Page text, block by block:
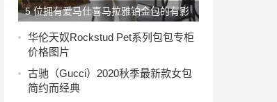
5 位拥有爱马仕喜马拉雅铂金包的有影
响力的女性
华伦天奴Rockstud Pet系列包包专柜
价格图片
古驰（Gucci）2020秋季最新款女包
简约而经典